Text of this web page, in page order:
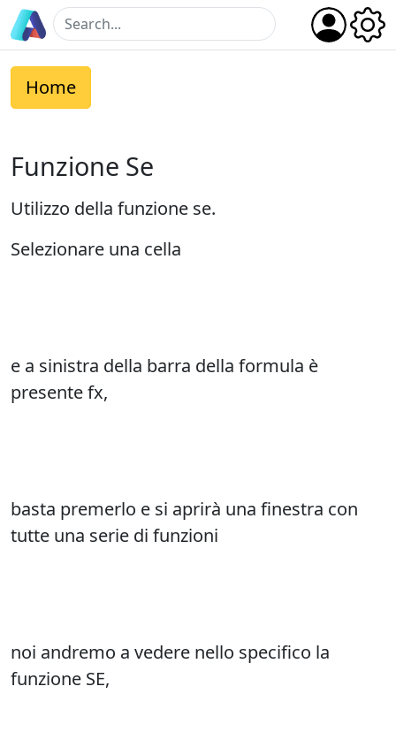
Home
Funzione Se
Utilizzo della funzione se.
Selezionare una cella
e a sinistra della barra della formula è
presente fx,
basta premerlo e si aprirà una finestra con
tutte una serie di funzioni
noi andremo a vedere nello specifico la
funzione SE,